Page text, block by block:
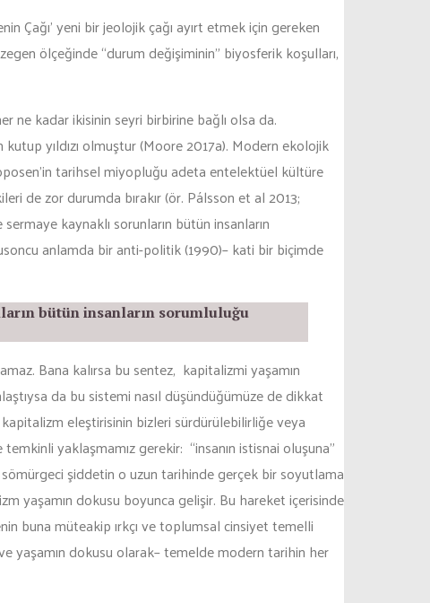
Çağı’ yeni bir jeolojik çağı ayırt etmek için gereken
ölçeğinde “durum değişiminin” biyosferik koşulları,
ne kadar ikisinin seyri birbirine bağlı olsa da.
yıldızı olmuştur (Moore 2017a). Modern ekolojik
tarihsel miyopluğu adeta entelektüel kültüre
de zor durumda bırakır (ör. Pálsson et al 2013;
kaynaklı sorunların bütün insanların
anlamda bir anti-politik (1990)– kati bir biçimde
bütün insanların sorumluluğu
Bana kalırsa bu sentez, kapitalizmi yaşamın
da bu sistemi nasıl düşündüğümüze de dikkat
eleştirisinin bizleri sürdürülebilirliğe veya
yaklaşmamız gerekir: “insanın istisnai oluşuna”
şiddetin o uzun tarihinde gerçek bir soyutlama
yaşamın dokusu boyunca gelişir. Bu hareket içerisinde
buna müteakip ırkçı ve toplumsal cinsiyet temelli
yaşamın dokusu olarak– temelde modern tarihin her